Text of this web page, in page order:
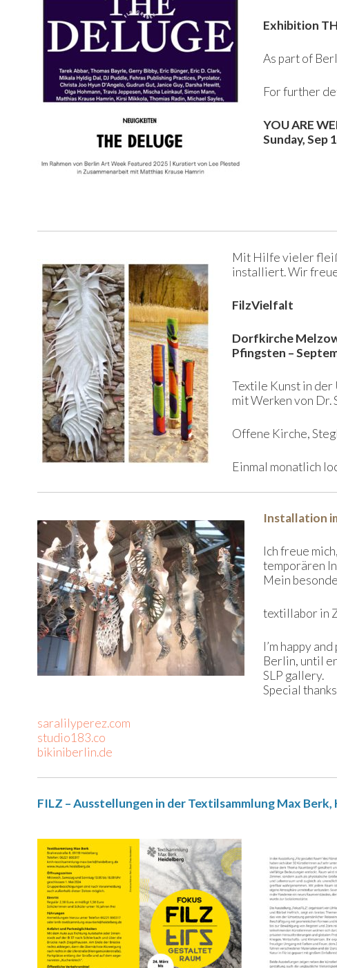
Exhibition
As part of
For further
YOU ARE
Sunday, Sep
Mit Hilfe vieler
installiert. Wir
FilzVielfalt
Dorfkirche
Pfingsten –
Textile Kunst in der
mit Werken von Dr.
Offene Kirche,
Einmal monatlich
Installation
Ich freue
temporären
Mein
textillabor in
I’m happy
Berlin, until
SLP gallery.
Special
saralilyperez.com
studio183.co
bikiniberlin.de
FILZ – Ausstellungen in der Textilsammlung Max Berk,